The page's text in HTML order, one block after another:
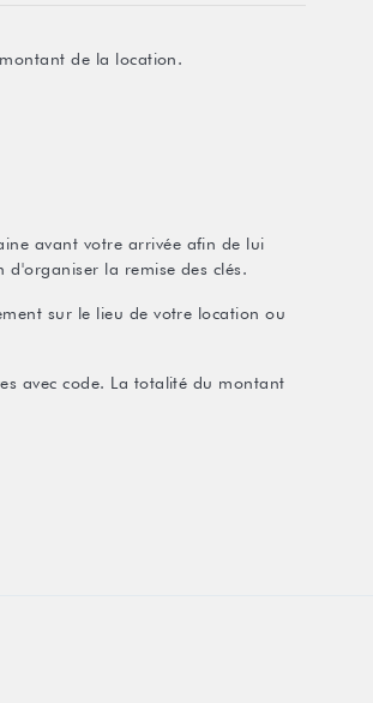
de la location.
avant votre arrivée afin de lui
la remise des clés.
sur le lieu de votre location ou
avec code. La totalité du montant